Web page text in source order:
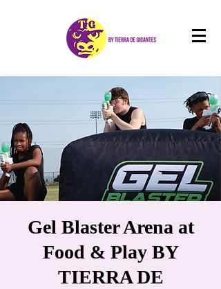
Gel Blaster Arena at
Food & Play BY
TIERRA DE